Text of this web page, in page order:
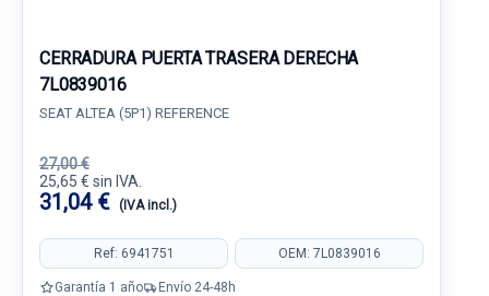
CERRADURA PUERTA TRASERA DERECHA
7L0839016
SEAT ALTEA (5P1) REFERENCE
27,00 €
25,65 € sin IVA.
31,04 € (IVA incl.)
Ref: 6941751 OEM: 7L0839016
Garantía 1 año Envío 24-48h